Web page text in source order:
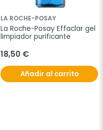
LA ROCHE-POSAY
La Roche-Posay Effaclar gel
limpiador purificante
18,50 €
Añadir al carrito